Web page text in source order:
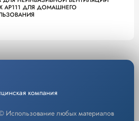
AP111 ДЛЯ ДОМАШНЕГО
компания
Использование любых материалов